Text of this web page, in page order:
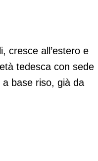
Reismühle
cresce all’estero e
tedesca con sede
base riso, già da